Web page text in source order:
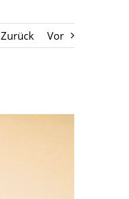
Zurück Vor